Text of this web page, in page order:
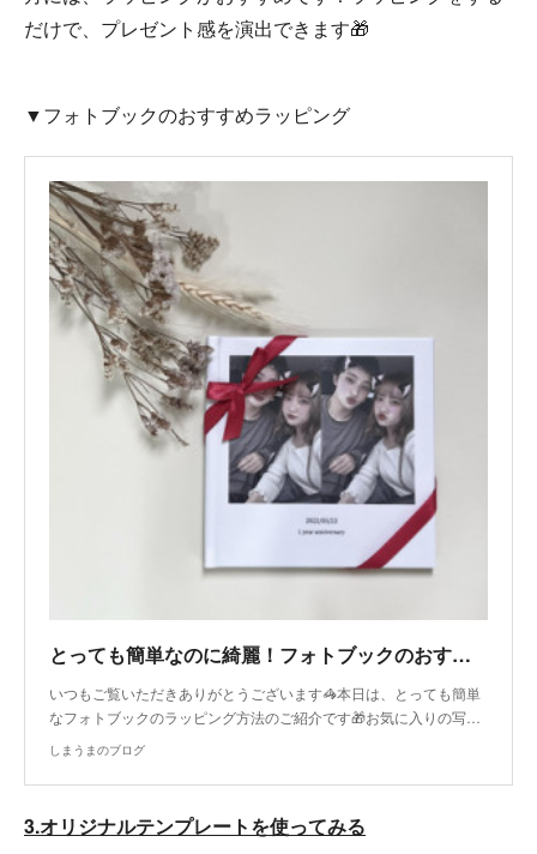
だけで、プレゼント感を演出できます🎁
▼フォトブックのおすすめラッピング
とっても簡単なのに綺麗！フォトブックのおすすめラッピング🎁
いつもご覧いただきありがとうございます🦓本日は、とっても簡単
なフォトブックのラッピング方法のご紹介です🎁お気に入りの写…
しまうまのブログ
3.オリジナルテンプレートを使ってみる